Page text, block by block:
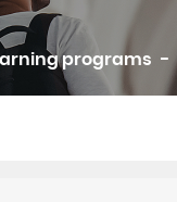
programs